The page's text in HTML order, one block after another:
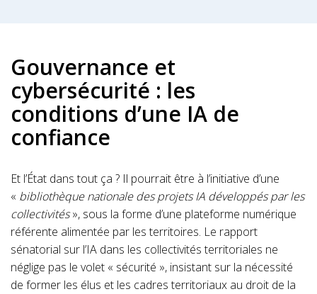
Gouvernance et
cybersécurité : les
conditions d’une IA de
confiance
Et l’État dans tout ça ? Il pourrait être à l’initiative d’une
« bibliothèque nationale des projets IA développés par les
collectivités», sous la forme d’une plateforme numérique
référente alimentée par les territoires. Le rapport
sénatorial sur l’IA dans les collectivités territoriales ne
néglige pas le volet « sécurité », insistant sur la nécessité
de former les élus et les cadres territoriaux au droit de la